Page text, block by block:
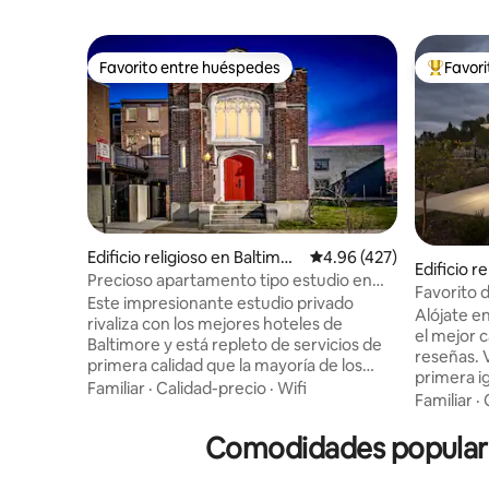
Favorito entre huéspedes
Favorito entre huéspedes
Edificio religioso en Baltimor
e
Calificación promedio:
4.96 (427)
Precioso apartamento tipo estudio en
capilla histórica con estacionamiento
Este impresionante estudio privado
rivaliza con los mejores hoteles de
Baltimore y está repleto de servicios de
primera calidad que la mayoría de los
Airbnbs no ofrecen. Lo que en su día fue
mediados de siglo totalmente renovada
Familiar · Calidad-precio · Wifi
Edificio
Favorito
1880
Lake City
Alójate
el mejor
reseñas.
primera
South
único
lujo de
Familiar ·
Comodidades